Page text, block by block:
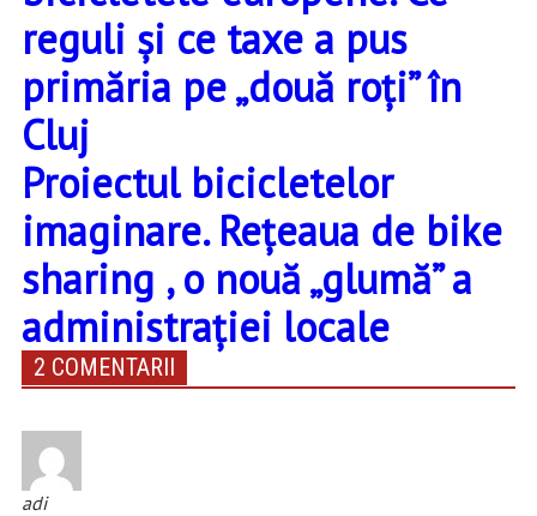
reguli și ce taxe a pus
primăria pe „două roți” în
Cluj
Proiectul bicicletelor
imaginare. Rețeaua de bike
sharing , o nouă „glumă” a
administrației locale
2 COMENTARII
adi